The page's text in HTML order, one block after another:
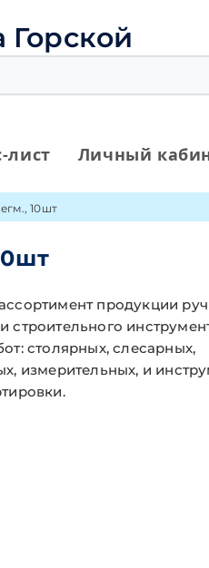
лист Личный
10шт
продукции
строительного
столярных, слесарных,
измерительных, и